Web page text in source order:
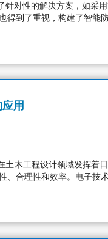
针对性的解决方案，如采
得到了重视，构建了智能
用
土木工程设计领域发挥着
、合理性和效率。电子技